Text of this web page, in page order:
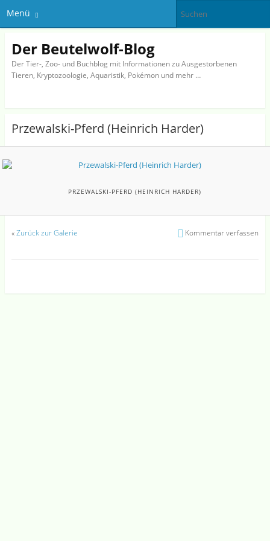
Menü
Der Beutelwolf-Blog
Der Tier-, Zoo- und Buchblog mit Informationen zu Ausgestorbenen
Tieren, Kryptozoologie, Aquaristik, Pokémon und mehr …
Przewalski-Pferd (Heinrich Harder)
PRZEWALSKI-PFERD (HEINRICH HARDER)
«Zurück zur Galerie Kommentar verfassen